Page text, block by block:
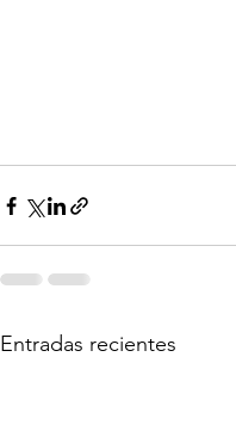
Entradas recientes